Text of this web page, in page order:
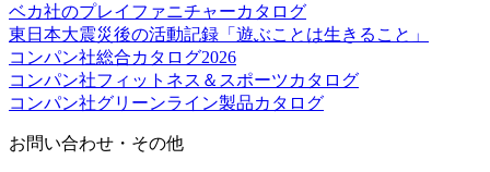
ベカ社のプレイファニチャーカタログ
東日本大震災後の活動記録「遊ぶことは生きること」
コンパン社総合カタログ2026
コンパン社フィットネス＆スポーツカタログ
コンパン社グリーンライン製品カタログ
お問い合わせ・その他